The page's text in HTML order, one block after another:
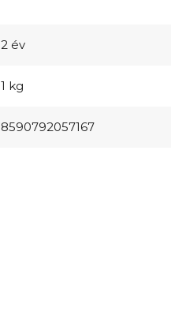
2 év
1 kg
8590792057167